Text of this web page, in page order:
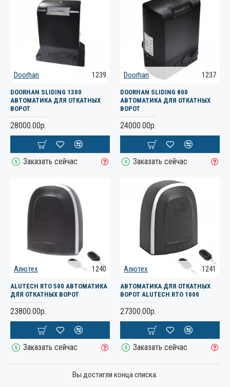
Doorhan 1239
DOORHAN SLIDING 1300
АВТОМАТИКА ДЛЯ ОТКАТНЫХ
ВОРОТ
28000.00р.
Заказать сейчас
Doorhan 1237
DOORHAN SLIDING 800
АВТОМАТИКА ДЛЯ ОТКАТНЫХ
ВОРОТ
24000.00р.
Заказать сейчас
Алютех 1240
ALUTECH RTO 500 АВТОМАТИКА
ДЛЯ ОТКАТНЫХ ВОРОТ
23800.00р.
Заказать сейчас
Алютех 1241
АВТОМАТИКА ДЛЯ ОТКАТНЫХ
ВОРОТ ALUTECH RTO 1000
27300.00р.
Заказать сейчас
Вы достигли конца списка.